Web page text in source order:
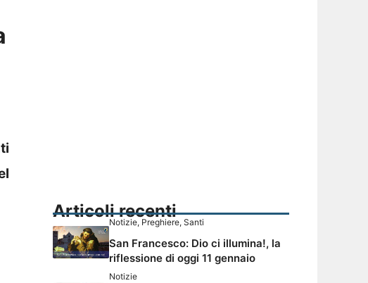
Articoli recenti
Notizie, Preghiere, Santi
San Francesco: Dio ci illumina!, la
riflessione di oggi 11 gennaio
Notizie